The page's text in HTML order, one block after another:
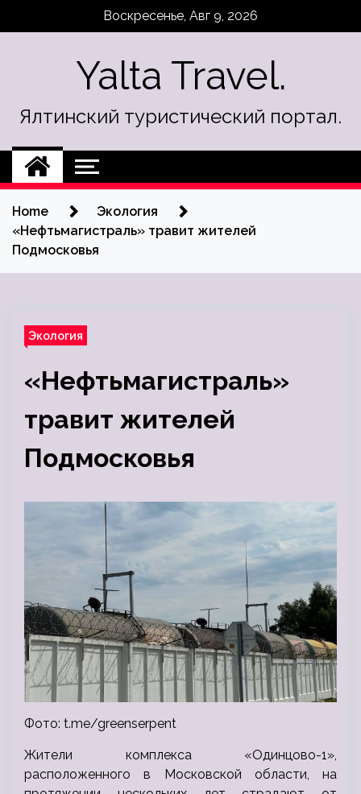
Воскресенье, Авг 9, 2026
Yalta Travel.
Ялтинский туристический портал.
Home
Экология
«Нефтьмагистраль» травит жителей
Подмосковья
Экология
«Нефтьмагистраль»
травит жителей
Подмосковья
Фото: t.me/greenserpent
Жители комплекса «Одинцово-1»,
расположенного в Московской области, на